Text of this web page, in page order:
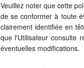
Veuillez noter que cette
de se conformer à toute
clairement identifiée en
que l'Utilisateur consulte
éventuelles modifications.